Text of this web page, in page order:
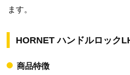
ます。
HORNET ハンドルロック
商品特徴